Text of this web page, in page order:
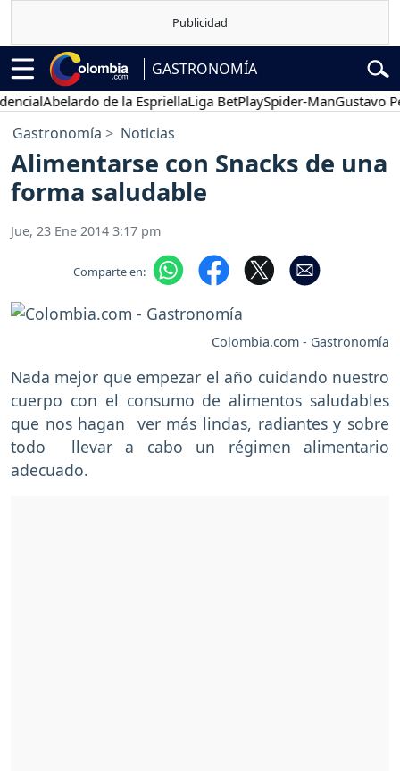
GASTRONOMÍA
Abelardo de la EspriellaLiga BetPlaySpider-ManGustavo
Gastronomía Noticias
Alimentarse con Snacks de una
forma saludable
Jue, 23 Ene 2014 3:17 pm
Comparte en:
Colombia.com - Gastronomía
Nada mejor que empezar el año cuidando nuestro
cuerpo con el consumo de alimentos saludables
que nos hagan ver más lindas, radiantes y sobre
todo llevar a cabo un régimen alimentario
adecuado.